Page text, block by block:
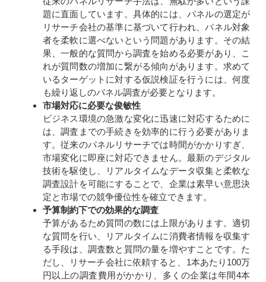
題に直面しています。具体的には、パネルの選定が
リサーチ会社の基準に基づいて行われ、パネル対象
者を柔軟に選べないという問題があります。その結
果、一般的な質問から調査を始める必要があり、こ
れが質問数の増加に繋がる傾向があります。求めて
いるターゲットに対する仮説検証を行うには、何度
も繰り返しのパネル調査が必要となります。
市場対応に必要な俊敏性
ビジネス環境の急激な変化に迅速に対応するために
は、調査までの手続きを効率的に行う必要がありま
す。従来のパネルリサーチでは時間がかかりすぎ、
市場変化に即座に対応できません。最新のデジタル
技術を駆使し、リアルタイムなデータ収集と柔軟な
調査設計を可能にすることで、企業は素早い意思決
定と市場での競争優位性を確立できます。
予算制約下での効果的な調査
予算があるため質問の数には上限があります。適切
な質問を行い、リアルタイムに消費者情報を収集す
る手段は、調査数と質問の量を増やすことです。た
だし、リサーチ会社に依頼すると、1本あたり100万
円以上の調査費用がかかり、多くの企業は年間4本